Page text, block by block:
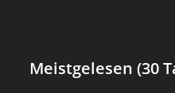
Meistgelesen (30